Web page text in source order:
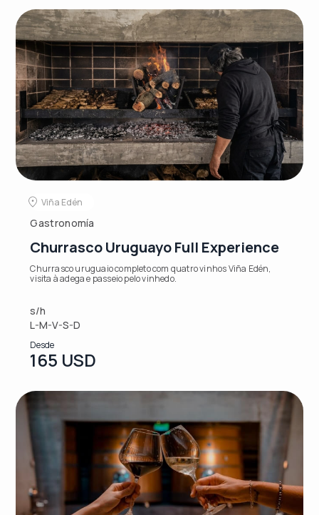
Viña Edén
Gastronomía
Churrasco Uruguayo Full Experience
Churrasco uruguaio completo com quatro vinhos Viña Edén,
visita à adega e passeio pelo vinhedo.
s/h
L-M-V-S-D
Desde
165 USD